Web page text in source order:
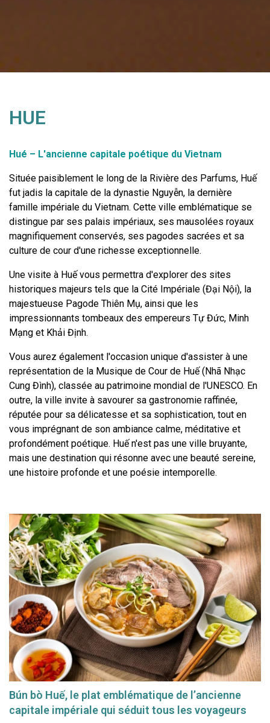
HUE
Hué – L'ancienne capitale poétique du Vietnam
Située paisiblement le long de la Rivière des Parfums, Huế
fut jadis la capitale de la dynastie Nguyễn, la dernière
famille impériale du Vietnam. Cette ville emblématique se
distingue par ses palais impériaux, ses mausolées royaux
magnifiquement conservés, ses pagodes sacrées et sa
culture de cour d'une richesse exceptionnelle.
Une visite à Huế vous permettra d'explorer des sites
historiques majeurs tels que la Cité Impériale (Đại Nội), la
majestueuse Pagode Thiên Mụ, ainsi que les
impressionnants tombeaux des empereurs Tự Đức, Minh
Mạng et Khải Định.
Vous aurez également l'occasion unique d'assister à une
représentation de la Musique de Cour de Huế (Nhã Nhạc
Cung Đình), classée au patrimoine mondial de l'UNESCO. En
outre, la ville invite à savourer sa gastronomie raffinée,
réputée pour sa délicatesse et sa sophistication, tout en
vous imprégnant de son ambiance calme, méditative et
profondément poétique. Huế n'est pas une ville bruyante,
mais une destination qui résonne avec une beauté sereine,
une histoire profonde et une poésie intemporelle.
Bún bò Huế, le plat emblématique de l’ancienne
capitale impériale qui séduit tous les voyageurs